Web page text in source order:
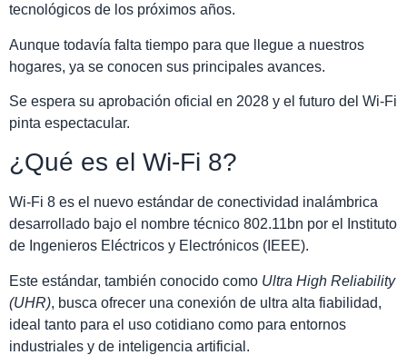
tecnológicos de los próximos años.
Aunque todavía falta tiempo para que llegue a nuestros
hogares, ya se conocen sus principales avances.
Se espera su aprobación oficial en 2028 y el futuro del Wi-Fi
pinta espectacular.
¿Qué es el Wi-Fi 8?
Wi-Fi 8 es el nuevo estándar de conectividad inalámbrica
desarrollado bajo el nombre técnico 802.11bn por el Instituto
de Ingenieros Eléctricos y Electrónicos (IEEE).
Este estándar, también conocido como Ultra High Reliability
(UHR), busca ofrecer una conexión de ultra alta fiabilidad,
ideal tanto para el uso cotidiano como para entornos
industriales y de inteligencia artificial.